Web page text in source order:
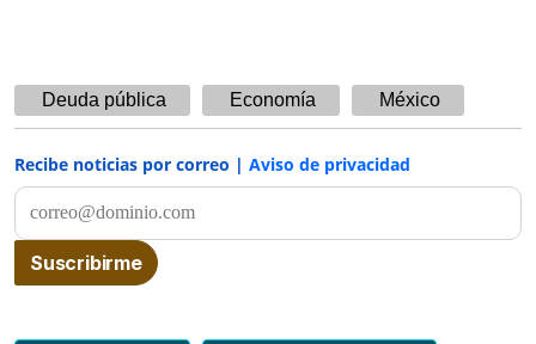
Deuda pública Economía México
Recibe noticias por correo | Aviso de privacidad